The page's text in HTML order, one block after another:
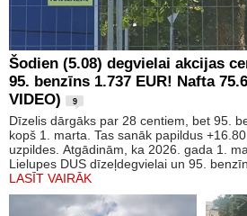
Šodien (5.08) degvielai akcijas
95. benzīns 1.737 EUR! Nafta
VIDEO)
9
Dīzelis dārgāks par 28 centiem, bet 95.
kopš 1. marta. Tas sanāk papildus
uzpildes. Atgādinām, ka 2026. gada 1.
Lielupes DUS dīzeļdegvielai un 95.
LASĪT VAIRĀK